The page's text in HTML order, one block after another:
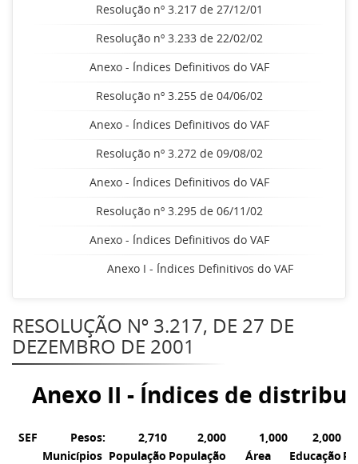
Resolução nº 3.217 de 27/12/01
Resolução nº 3.233 de 22/02/02
Anexo - Índices Definitivos do VAF
Resolução nº 3.255 de 04/06/02
Anexo - Índices Definitivos do VAF
Resolução nº 3.272 de 09/08/02
Anexo - Índices Definitivos do VAF
Resolução nº 3.295 de 06/11/02
Anexo - Índices Definitivos do VAF
Anexo I - Índices Definitivos do VAF
RESOLUÇÃO Nº 3.217, DE 27 DE
DEZEMBRO DE 2001
Anexo II - Índices de
SEF Pesos: 2,710 2,000 1,000
2,000
Municípios População População
Área
Educação